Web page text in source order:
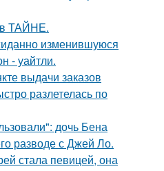
в ТАЙНЕ.
изменившуюся
- уайтли.
выдачи заказов
разлетелась по
дочь Бена
разводе с Джей Ло.
стала певицей, она